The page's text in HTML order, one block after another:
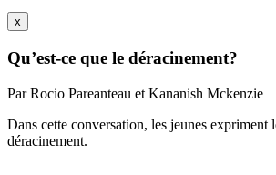
x
Qu’est-ce que le déracinement?
Par Rocio Pareanteau et Kananish Mckenzie
Dans cette conversation, les jeunes expriment
déracinement.